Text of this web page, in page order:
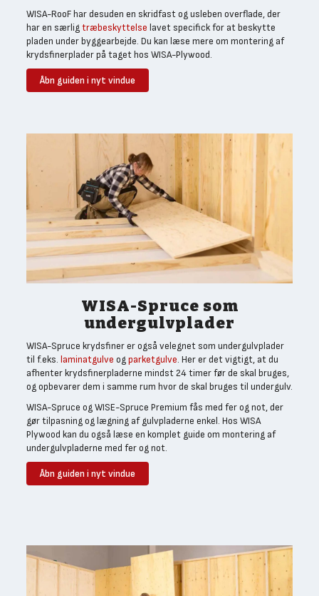
WISA-RooF har desuden en skridfast og usleben overflade, der
har en særligtræbeskyttelse lavet specifick for at beskytte
pladen under byggearbejde. Du kan læse mere om montering af
krydsfinerplader på taget hos WISA-Plywood.
Åbn guiden i nyt vindue
WISA-Spruce som
undergulvplader
WISA-Spruce krydsfiner er også velegnet som undergulvplader
til f.eks. laminatgulve ogparketgulve. Her er det vigtigt, at du
afhenter krydsfinerpladerne mindst 24 timer før de skal bruges,
og opbevarer dem i samme rum hvor de skal bruges til undergulv.
WISA-Spruce og WISE-Spruce Premium fås med fer og not, der
gør tilpasning og lægning af gulvpladerne enkel. Hos WISA
Plywood kan du også læse en komplet guide om montering af
undergulvpladerne med fer og not.
Åbn guiden i nyt vindue